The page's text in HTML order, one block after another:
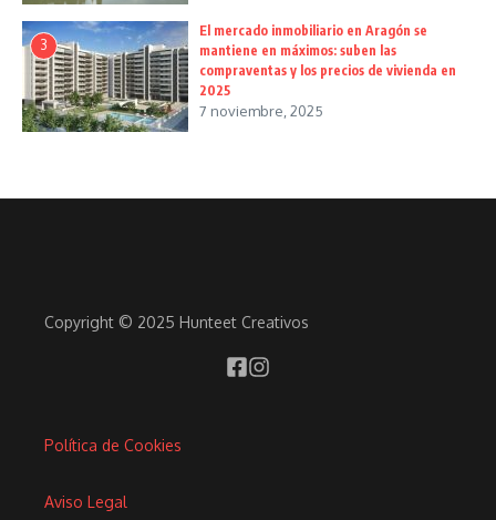
3
El mercado inmobiliario en Aragón se
mantiene en máximos: suben las
compraventas y los precios de vivienda en
2025
7 noviembre, 2025
Copyright © 2025 Hunteet Creativos
Política de Cookies
Aviso Legal